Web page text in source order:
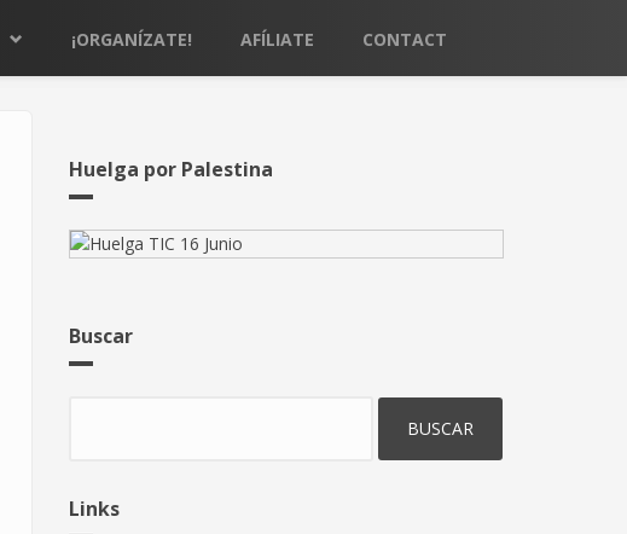
¡ORGANÍZATE! AFÍLIATE CONTACT
Huelga por Palestina
Buscar
Links